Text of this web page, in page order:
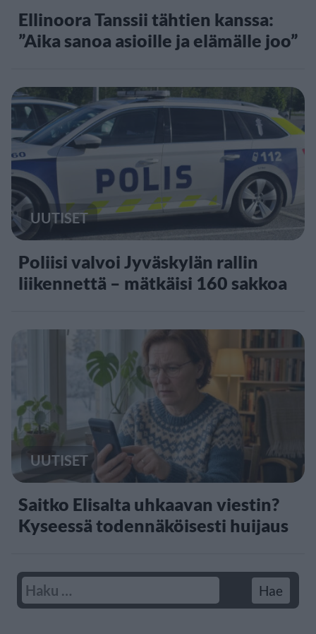
Ellinoora Tanssii tähtien kanssa:
”Aika sanoa asioille ja elämälle joo”
UUTISET
Poliisi valvoi Jyväskylän rallin
liikennettä – mätkäisi 160 sakkoa
UUTISET
Saitko Elisalta uhkaavan viestin?
Kyseessä todennäköisesti huijaus